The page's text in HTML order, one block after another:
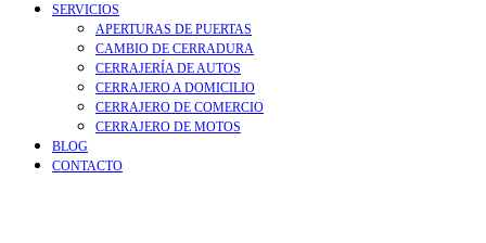
SERVICIOS
APERTURAS DE PUERTAS
CAMBIO DE CERRADURA
CERRAJERÍA DE AUTOS
CERRAJERO A DOMICILIO
CERRAJERO DE COMERCIO
CERRAJERO DE MOTOS
BLOG
CONTACTO